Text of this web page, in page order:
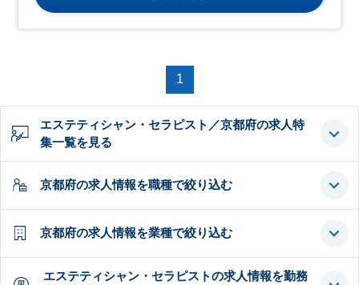
1
エステティシャン・セラピスト／京都府の求人特
集一覧を見る
京都府の求人情報を職種で絞り込む
京都府の求人情報を業種で絞り込む
エステティシャン・セラピストの求人情報を勤務